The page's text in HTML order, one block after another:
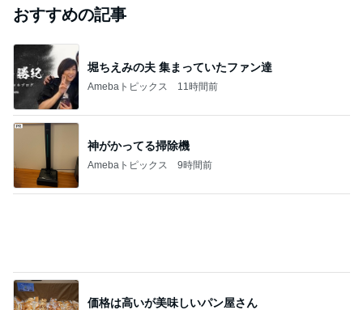
おすすめの記事
堀ちえみの夫 集まっていたファン達
Amebaトピックス 11時間前
神がかってる掃除機
Amebaトピックス 9時間前
価格は高いが美味しいパン屋さん